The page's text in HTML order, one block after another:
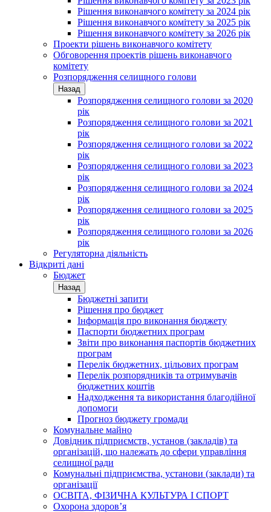
Рішення виконавчого комітету за 2024 рік
Рішення виконавчого комітету за 2025 рік
Рішення виконавчого комітету за 2026 рік
Проекти рішень виконавчого комітету
Обговорення проектів рішень виконавчого
комітету
Розпорядження селищного голови
Назад
Розпорядження селищного голови за 2020
рік
Розпорядження селищного голови за 2021
рік
Розпорядження селищного голови за 2022
рік
Розпорядження селищного голови за 2023
рік
Розпорядження селищного голови за 2024
рік
Розпорядження селищного голови за 2025
рік
Розпорядження селищного голови за 2026
рік
Регуляторна діяльність
Відкриті дані
Бюджет
Назад
Бюджетні запити
Рішення про бюджет
Інформація про виконання бюджету
Паспорти бюджетних програм
Звіти про виконання паспортів бюджетних
програм
Перелік бюджетних, цільових програм
Перелік розпорядників та отримувачів
бюджетних коштів
Надходження та використання благодійної
допомоги
Прогноз бюджету громади
Комунальне майно
Довідник підприємств, установ (закладів) та
організацій, що належать до сфери управління
селищної ради
Комунальні підприємства, установи (заклади) та
організації
ОСВІТА, ФІЗИЧНА КУЛЬТУРА І СПОРТ
Охорона здоров’я